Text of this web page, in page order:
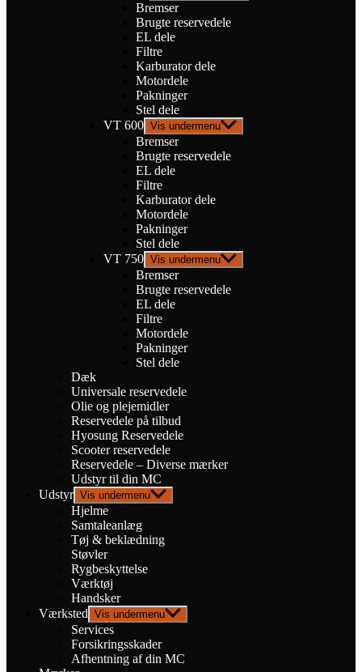
Bremser
Brugte reservedele
EL dele
Filtre
Karburator dele
Motordele
Pakninger
Stel dele
VT 600 Vis undermenu
Bremser
Brugte reservedele
EL dele
Filtre
Karburator dele
Motordele
Pakninger
Stel dele
VT 750 Vis undermenu
Bremser
Brugte reservedele
EL dele
Filtre
Motordele
Pakninger
Stel dele
Dæk
Universale reservedele
Olie og plejemidler
Reservedele på tilbud
Hyosung Reservedele
Scooter reservedele
Reservedele – Diverse mærker
Udstyr til din MC
Udstyr Vis undermenu
Hjelme
Samtaleanlæg
Tøj & beklædning
Støvler
Rygbeskyttelse
Værktøj
Handsker
Værksted Vis undermenu
Services
Forsikringsskader
Afhentning af din MC